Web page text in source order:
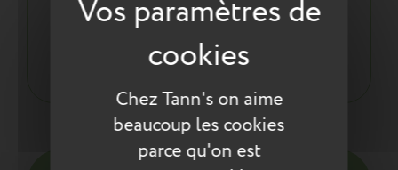
Chez Tann's on aime
beaucoup les cookies
parce qu'on est
Une démarche éco responsable :
Tout pour la santé de votre enfant : respect des
normes environnementales européennes ReACH
Entretien